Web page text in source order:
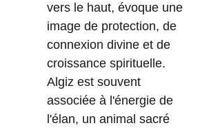
vers le haut, évoque une
image de protection, de
connexion divine et de
croissance spirituelle.
Algiz est souvent
associée à l'énergie de
l'élan, un animal sacré